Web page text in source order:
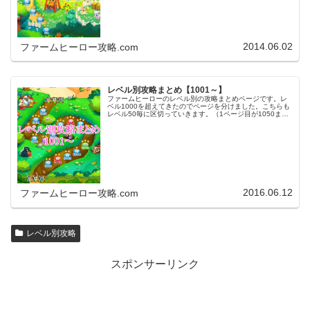
ファームヒーロー攻略.com 2014.06.02
レベル別攻略まとめ【1001～】
ファームヒーローのレベル別の攻略まとめページです。レ
ベル1000を超えてきたのでページを分けました。こちらも
レベル50毎に区切っていきます。（1ページ目が1050ま
ファームヒーロー攻略.com 2016.06.12
レベル別攻略
スポンサーリンク